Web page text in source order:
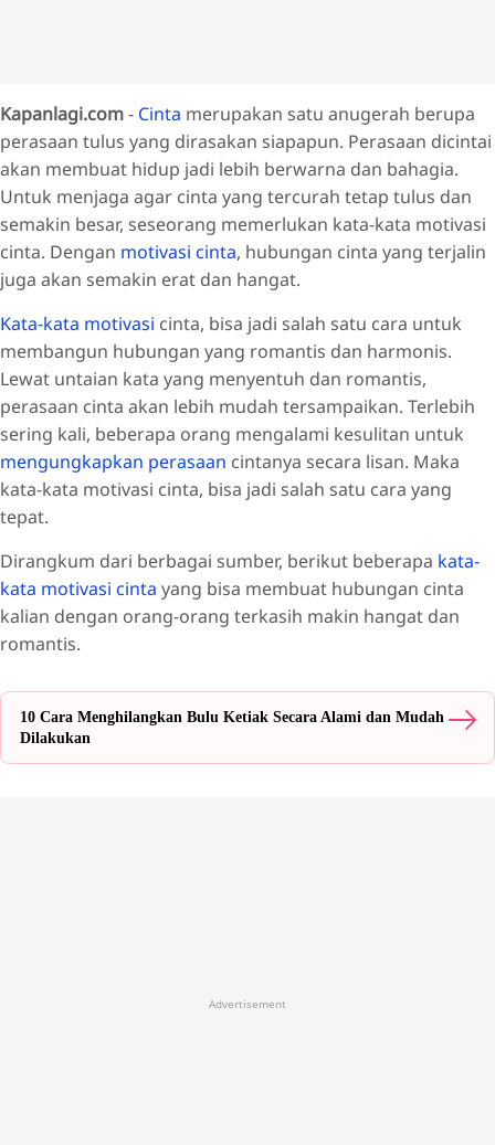
Kapanlagi.com- Cinta merupakan satu anugerah berupa
perasaan tulus yang dirasakan siapapun. Perasaan dicintai
akan membuat hidup jadi lebih berwarna dan bahagia.
Untuk menjaga agar cinta yang tercurah tetap tulus dan
semakin besar, seseorang memerlukan kata-kata motivasi
cinta. Dengan motivasi cinta, hubungan cinta yang terjalin
juga akan semakin erat dan hangat.
Kata-kata motivasi cinta, bisa jadi salah satu cara untuk
membangun hubungan yang romantis dan harmonis.
Lewat untaian kata yang menyentuh dan romantis,
perasaan cinta akan lebih mudah tersampaikan. Terlebih
sering kali, beberapa orang mengalami kesulitan untuk
mengungkapkan perasaan cintanya secara lisan. Maka
kata-kata motivasi cinta, bisa jadi salah satu cara yang
tepat.
Dirangkum dari berbagai sumber, berikut beberapa kata-
kata motivasi cinta yang bisa membuat hubungan cinta
kalian dengan orang-orang terkasih makin hangat dan
romantis.
10 Cara Menghilangkan Bulu Ketiak Secara Alami dan Mudah
Dilakukan
Advertisement